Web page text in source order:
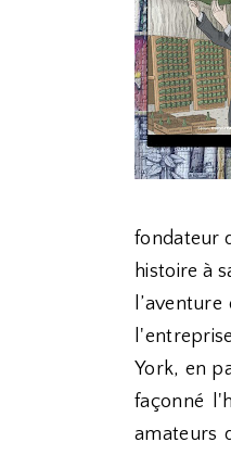
fondateur
histoire à
York, en
façonné
amateurs